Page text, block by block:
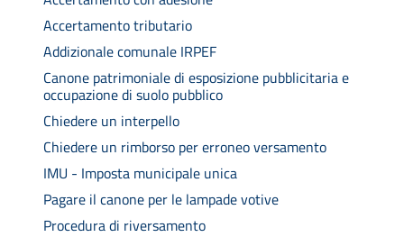
Accertamento tributario
Addizionale comunale IRPEF
Canone patrimoniale di esposizione pubblicitaria e
occupazione di suolo pubblico
Chiedere un interpello
Chiedere un rimborso per erroneo versamento
IMU - Imposta municipale unica
Pagare il canone per le lampade votive
Procedura di riversamento